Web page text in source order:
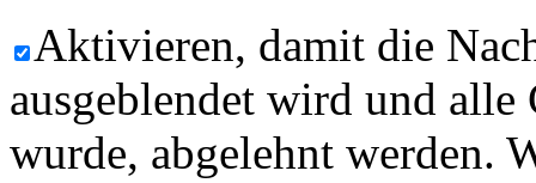
Aktivieren, damit die
ausgeblendet wird und
wurde, abgelehnt werden.